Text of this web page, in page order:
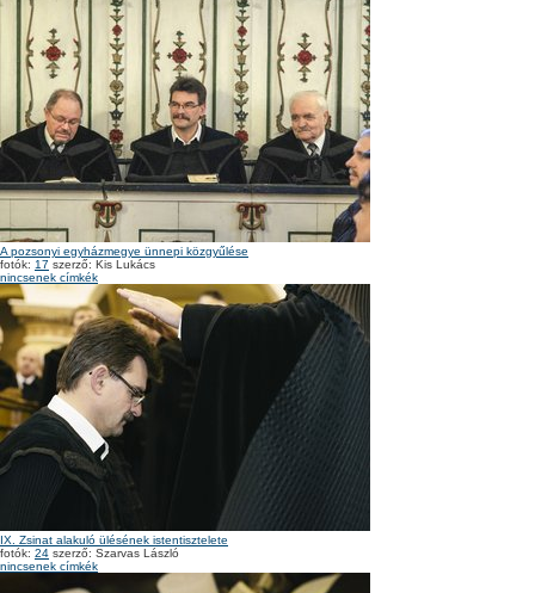
A pozsonyi egyházmegye ünnepi közgyűlése
fotók: 17 szerző: Kis Lukács
nincsenek címkék
IX. Zsinat alakuló ülésének istentisztelete
fotók: 24 szerző: Szarvas László
nincsenek címkék